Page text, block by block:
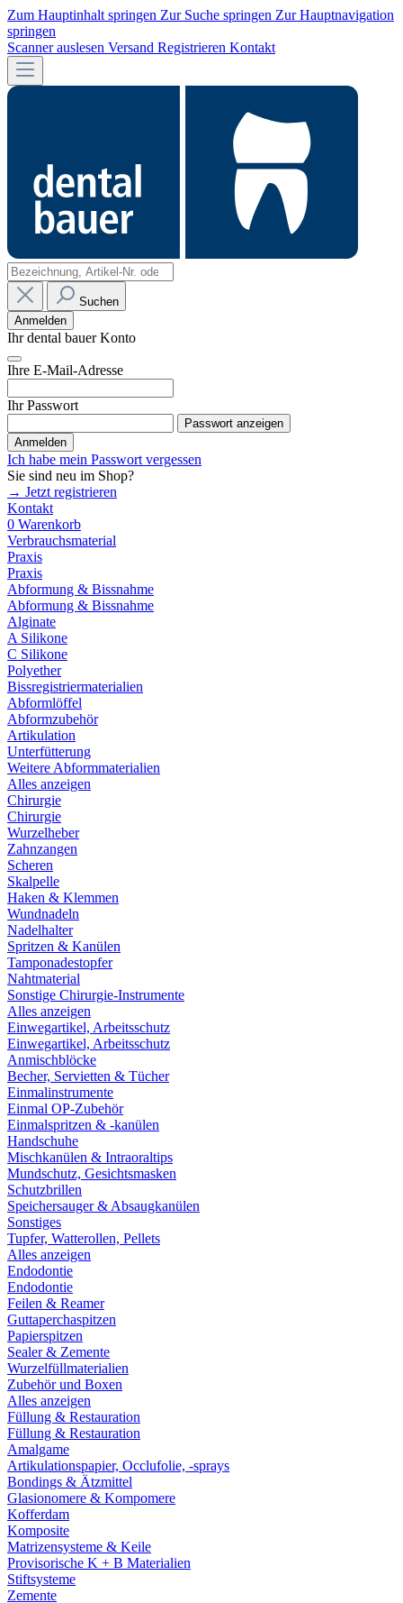
Zum Hauptinhalt springen Zur Suche springen Zur Hauptnavigation
springen
Scanner auslesen Versand Registrieren Kontakt
Suchen
Anmelden
Ihr dental bauer Konto
Ihre E-Mail-Adresse
Ihr Passwort
Passwort anzeigen
Anmelden
Ich habe mein Passwort vergessen
Sie sind neu im Shop?
→ Jetzt registrieren
Kontakt
0 Warenkorb
Verbrauchsmaterial
Praxis
Praxis
Abformung & Bissnahme
Abformung & Bissnahme
Alginate
A Silikone
C Silikone
Polyether
Bissregistriermaterialien
Abformlöffel
Abformzubehör
Artikulation
Unterfütterung
Weitere Abformmaterialien
Alles anzeigen
Chirurgie
Chirurgie
Wurzelheber
Zahnzangen
Scheren
Skalpelle
Haken & Klemmen
Wundnadeln
Nadelhalter
Spritzen & Kanülen
Tamponadestopfer
Nahtmaterial
Sonstige Chirurgie-Instrumente
Alles anzeigen
Einwegartikel, Arbeitsschutz
Einwegartikel, Arbeitsschutz
Anmischblöcke
Becher, Servietten & Tücher
Einmalinstrumente
Einmal OP-Zubehör
Einmalspritzen & -kanülen
Handschuhe
Mischkanülen & Intraoraltips
Mundschutz, Gesichtsmasken
Schutzbrillen
Speichersauger & Absaugkanülen
Sonstiges
Tupfer, Watterollen, Pellets
Alles anzeigen
Endodontie
Endodontie
Feilen & Reamer
Guttaperchaspitzen
Papierspitzen
Sealer & Zemente
Wurzelfüllmaterialien
Zubehör und Boxen
Alles anzeigen
Füllung & Restauration
Füllung & Restauration
Amalgame
Artikulationspapier, Occlufolie, -sprays
Bondings & Ätzmittel
Glasionomere & Kompomere
Kofferdam
Komposite
Matrizensysteme & Keile
Provisorische K + B Materialien
Stiftsysteme
Zemente